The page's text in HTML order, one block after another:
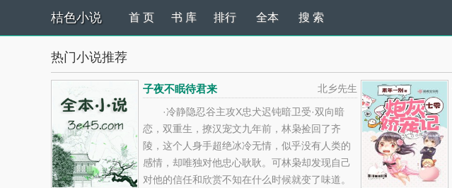
桔色小说 首 页 书 库 排行 全本 搜 索
热门小说推荐
北乡先生
子夜不眠待君来
·冷静隐忍谷主攻X忠犬迟钝暗卫受·双向暗
恋，双重生，撩汉宠文九年前，林枭捡回了齐
陵，这个人身手超绝冰冷无情，似乎没有人类的
感情，却唯独对他忠心耿耿。可林枭却发现自己
对他的信任和欣赏不知在什么时候就变了味道。